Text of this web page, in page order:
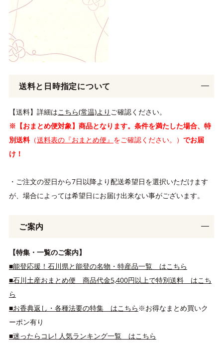
送料と日時指定について
【送料】詳細はこちら(常温)より ご確認ください。
※【おまとめ便対象】商品となります。条件を満たした場合、特
別送料（送料表の『おまとめ便』 をご確認ください。） でお届
け！
・ご注文の翌日から7日以降より配送希望日を選択いただけます
が、場合によっては希望日にお届け出来ない事がございます。
ご案内
【特集・一覧のご案内】
■能登応援！石川県と能登の名物・特産品一覧 はこちら
■石川土産おまとめ便 商品代金5,400円以上で特別送料 はこち
ら
■お香典返し・各種法要の特集 はこちら ※お得なまとめ買いク
ーポン有り
■迷ったらコレ! 人気ランキング一覧 はこちら